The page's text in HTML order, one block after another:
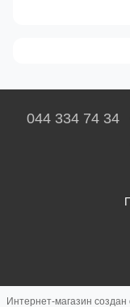
044 334 74 34
Интернет-магазин